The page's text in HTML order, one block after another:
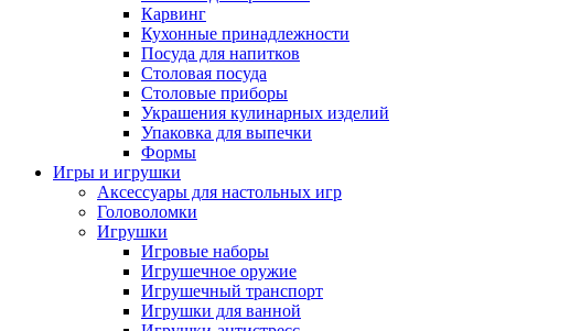
Карвинг
Кухонные принадлежности
Посуда для напитков
Столовая посуда
Столовые приборы
Украшения кулинарных изделий
Упаковка для выпечки
Формы
Игры и игрушки
Аксессуары для настольных игр
Головоломки
Игрушки
Игровые наборы
Игрушечное оружие
Игрушечный транспорт
Игрушки для ванной